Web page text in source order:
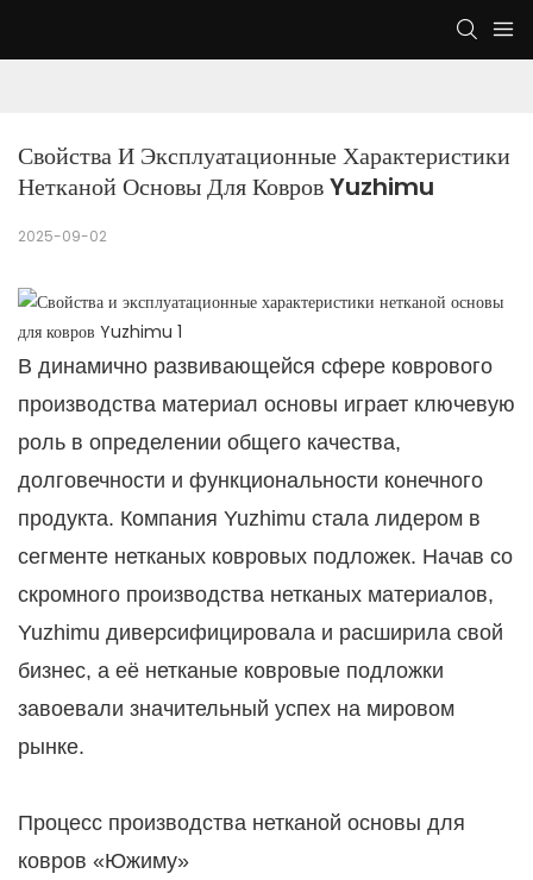
Свойства И Эксплуатационные Характеристики
Нетканой Основы Для Ковров Yuzhimu
2025-09-02
В динамично развивающейся сфере коврового
производства материал основы играет ключевую
роль в определении общего качества,
долговечности и функциональности конечного
продукта. Компания Yuzhimu стала лидером в
сегменте нетканых ковровых подложек. Начав со
скромного производства нетканых материалов,
Yuzhimu диверсифицировала и расширила свой
бизнес, а её нетканые ковровые подложки
завоевали значительный успех на мировом
рынке.
Процесс производства нетканой основы для
ковров «Южиму»